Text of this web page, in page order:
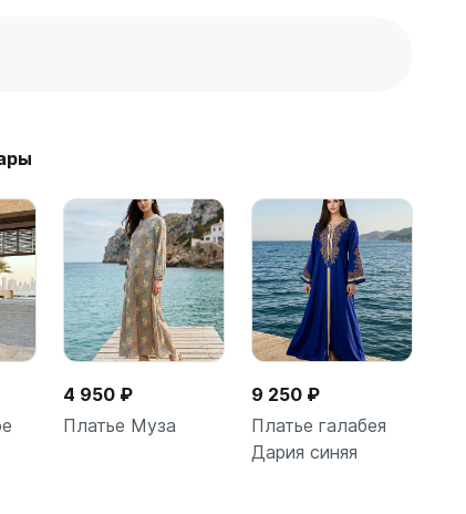
4 950 ₽
Платье Муза
9 250 ₽
Платье галабея
Дария синяя